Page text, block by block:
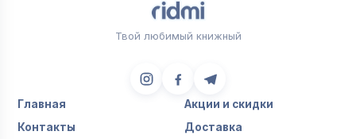
Твой любимый книжный
Главная
Акции и скидки
Контакты
Доставка